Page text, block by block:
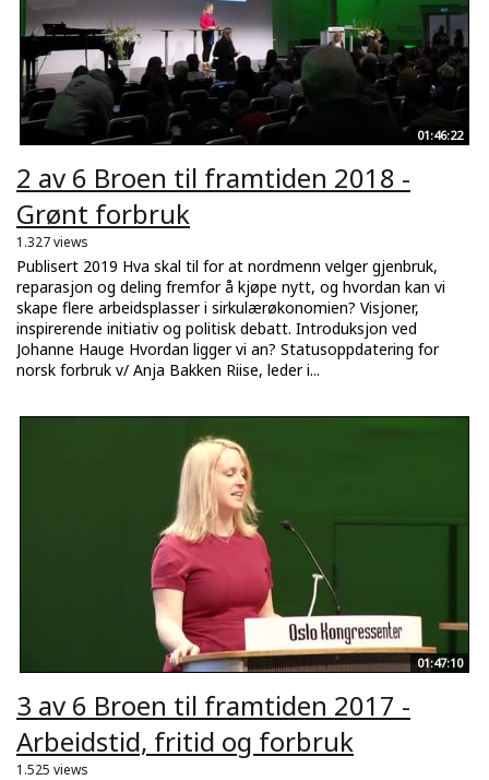
01:46:22
2 av 6 Broen til framtiden 2018 -
Grønt forbruk
1.327 views
Publisert 2019 Hva skal til for at nordmenn velger gjenbruk,
reparasjon og deling fremfor å kjøpe nytt, og hvordan kan vi
skape flere arbeidsplasser i sirkulærøkonomien? Visjoner,
inspirerende initiativ og politisk debatt. Introduksjon ved
Johanne Hauge Hvordan ligger vi an? Statusoppdatering for
norsk forbruk v/ Anja Bakken Riise, leder i...
01:47:10
3 av 6 Broen til framtiden 2017 -
Arbeidstid, fritid og forbruk
1.525 views